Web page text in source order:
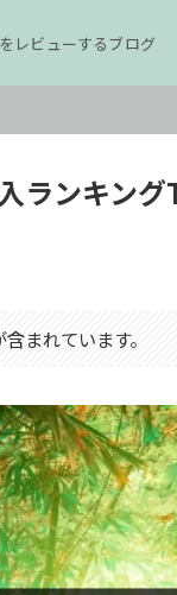
レビューするブログ
ランキン
まれています。